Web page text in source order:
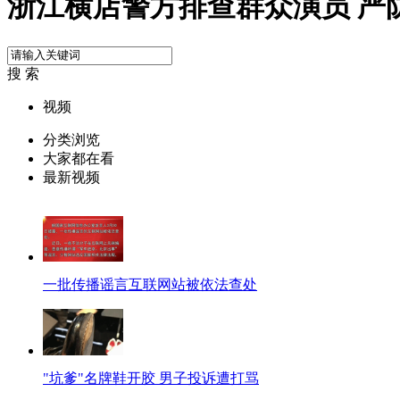
浙江横店警方排查群众演员 严
搜 索
视频
分类浏览
大家都在看
最新视频
一批传播谣言互联网站被依法查处
"坑爹"名牌鞋开胶 男子投诉遭打骂